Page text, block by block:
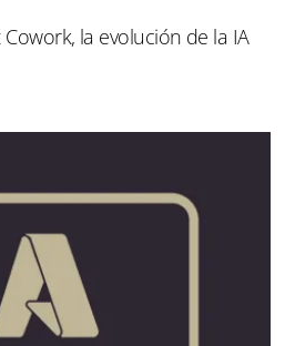
la evolución de la IA